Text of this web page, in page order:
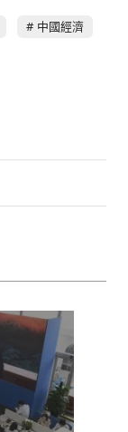
中國經濟